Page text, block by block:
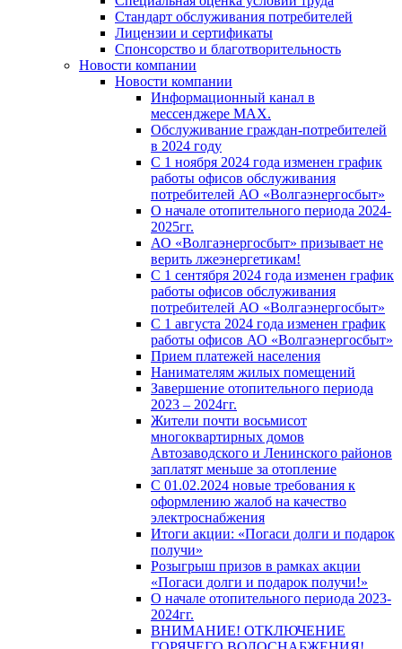
Стандарт обслуживания потребителей
Лицензии и сертификаты
Спонсорство и благотворительность
Новости компании
Новости компании
Информационный канал в
мессенджере MAX.
Обслуживание граждан-потребителей
в 2024 году
С 1 ноября 2024 года изменен график
работы офисов обслуживания
потребителей АО «Волгаэнергосбыт»
О начале отопительного периода 2024-
2025гг.
АО «Волгаэнергосбыт» призывает не
верить лжеэнергетикам!
С 1 сентября 2024 года изменен график
работы офисов обслуживания
потребителей АО «Волгаэнергосбыт»
С 1 августа 2024 года изменен график
работы офисов АО «Волгаэнергосбыт»
Прием платежей населения
Нанимателям жилых помещений
Завершение отопительного периода
2023 – 2024гг.
Жители почти восьмисот
многоквартирных домов
Автозаводского и Ленинского районов
заплатят меньше за отопление
С 01.02.2024 новые требования к
оформлению жалоб на качество
электроснабжения
Итоги акции: «Погаси долги и подарок
получи»
Розыгрыш призов в рамках акции
«Погаси долги и подарок получи!»
О начале отопительного периода 2023-
2024гг.
ВНИМАНИЕ! ОТКЛЮЧЕНИЕ